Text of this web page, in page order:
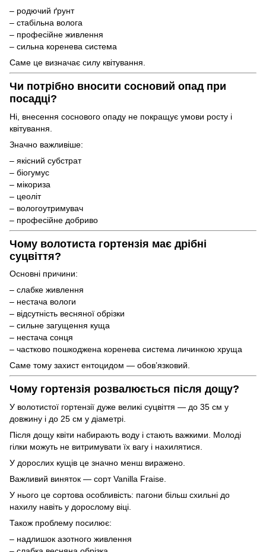
– родючий ґрунт
– стабільна волога
– професійне живлення
– сильна коренева система
Саме це визначає силу квітування.
Чи потрібно вносити сосновий опад при
посадці?
Ні, внесення соснового опаду не покращує умови росту і
квітування.
Значно важливіше:
– якісний субстрат
– біогумус
– мікориза
– цеоліт
– вологоутримувач
– професійне добриво
Чому волотиста гортензія має дрібні
суцвіття?
Основні причини:
– слабке живлення
– нестача вологи
– відсутність весняної обрізки
– сильне загущення куща
– нестача сонця
– частково пошкоджена коренева система личинкою хруща
Саме тому захист ентоцидом — обов’язковий.
Чому гортензія розвалюється після дощу?
У волотистої гортензії дуже великі суцвіття — до 35 см у
довжину і до 25 см у діаметрі.
Після дощу квіти набирають воду і стають важкими. Молоді
гілки можуть не витримувати їх вагу і нахилятися.
У дорослих кущів це значно менш виражено.
Важливий виняток — сорт Vanilla Fraise.
У нього це сортова особливість: пагони більш схильні до
нахилу навіть у дорослому віці.
Також проблему посилює:
– надлишок азотного живлення